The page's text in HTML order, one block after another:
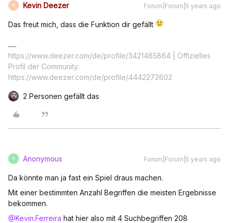
K Kevin Deezer Forum|Forum|5 years ago
Das freut mich, dass die Funktion dir gefällt
https://www.deezer.com/de/profile/3421485864 | Offizielles
Profil der Community:
https://www.deezer.com/de/profile/4442272602
2 Personen gefällt das
A Anonymous Forum|Forum|5 years ago
Da könnte man ja fast ein Spiel draus machen.
Mit einer bestimmten Anzahl Begriffen die meisten Ergebnisse
bekommen.
@Kevin.Ferreira hat hier also mit 4 Suchbegriffen 208